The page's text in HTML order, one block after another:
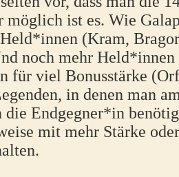
ist es. Wie
(Kram,
noch mehr Held*innen
für viel Bonusstärke
in denen man
die Endgegner*in
mit mehr Stärke